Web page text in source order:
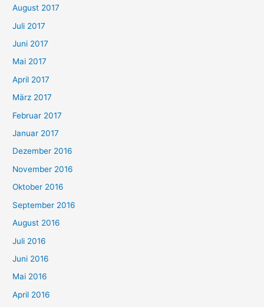
August 2017
Juli 2017
Juni 2017
Mai 2017
April 2017
März 2017
Februar 2017
Januar 2017
Dezember 2016
November 2016
Oktober 2016
September 2016
August 2016
Juli 2016
Juni 2016
Mai 2016
April 2016